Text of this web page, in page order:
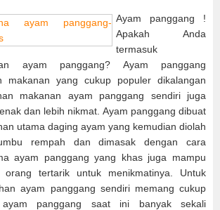
Ayam panggang !
Apakah Anda
termasuk
ayam panggang? Ayam panggang
makanan yang cukup populer dikalangan
makanan ayam panggang sendiri juga
dan lebih nikmat. Ayam panggang dibuat
utama daging ayam yang kemudian diolah
rempah dan dimasak dengan cara
ayam panggang yang khas juga mampu
orang tertarik untuk menikmatinya. Untuk
ayam panggang sendiri memang cukup
panggang saat ini banyak sekali